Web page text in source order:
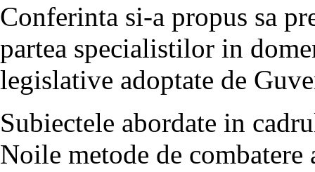
Conferinta si-a propus sa
partea specialistilor in
legislative adoptate de
Subiectele abordate in
Noile metode de